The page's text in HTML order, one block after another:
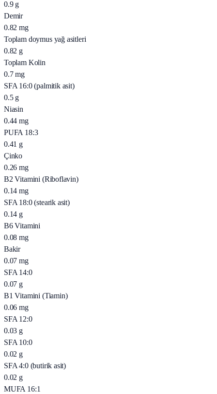
0.9 g
Demir
0.82 mg
Toplam doymus yağ asitleri
0.82 g
Toplam Kolin
0.7 mg
SFA 16:0 (palmitik asit)
0.5 g
Niasin
0.44 mg
PUFA 18:3
0.41 g
Çinko
0.26 mg
B2 Vitamini (Riboflavin)
0.14 mg
SFA 18:0 (stearik asit)
0.14 g
B6 Vitamini
0.08 mg
Bakir
0.07 mg
SFA 14:0
0.07 g
B1 Vitamini (Tiamin)
0.06 mg
SFA 12:0
0.03 g
SFA 10:0
0.02 g
SFA 4:0 (butirik asit)
0.02 g
MUFA 16:1